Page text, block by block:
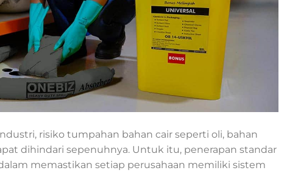
risiko tumpahan bahan cair seperti oli, bahan
dihindari sepenuhnya. Untuk itu, penerapan standar
memastikan setiap perusahaan memiliki sistem